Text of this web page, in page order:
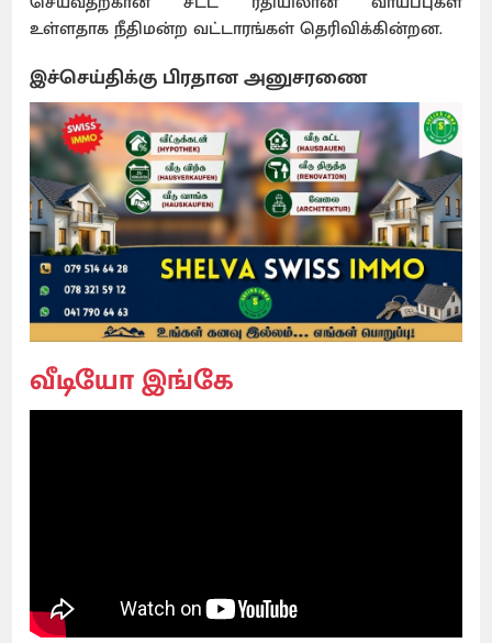
உள்ளதாக நீதிமன்ற வட்டாரங்கள் தெரிவிக்கின்றன.
இச்செய்திக்கு பிரதான அனுசரணை
வீடியோ இங்கே